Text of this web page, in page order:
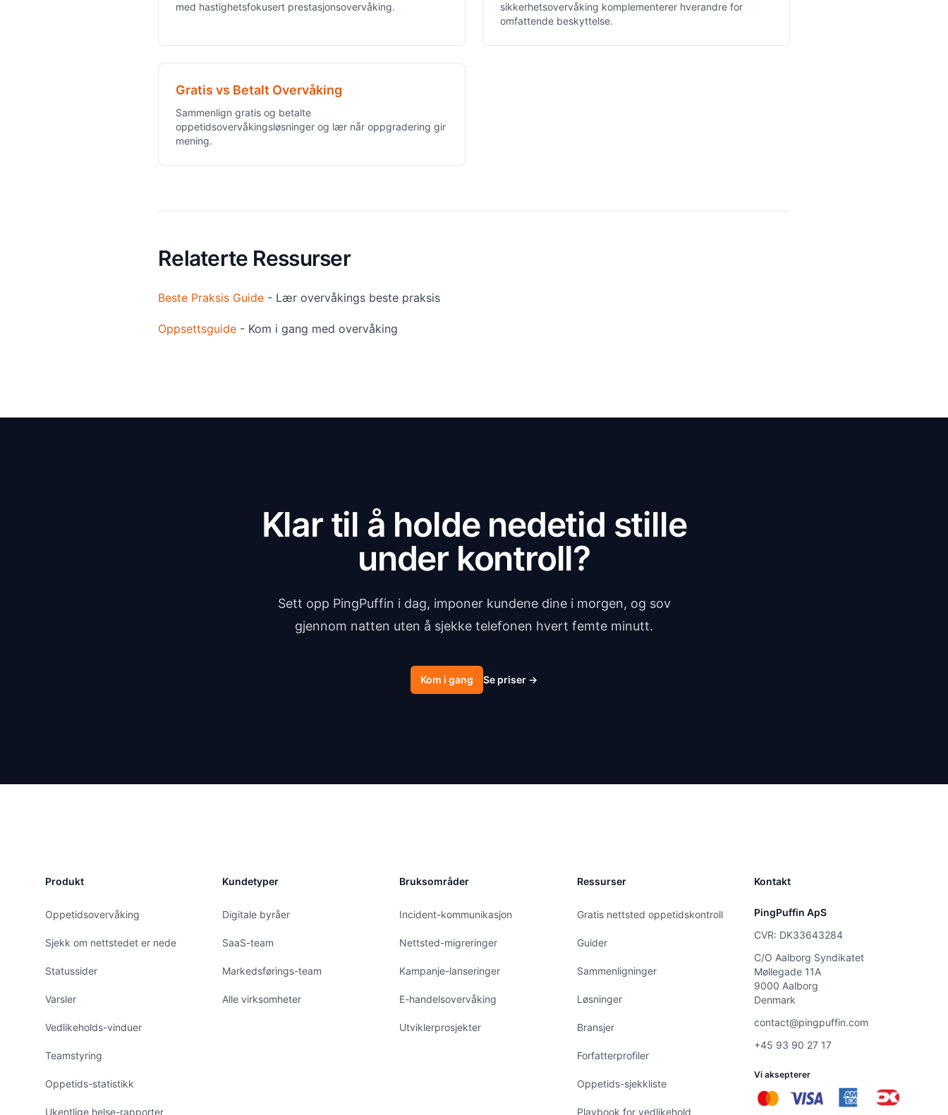
med hastighetsfokusert prestasjonsovervåking.
sikkerhetsovervåking komplementerer hverandre for
omfattende beskyttelse.
Gratis vs Betalt Overvåking
Sammenlign gratis og betalte
oppetidsovervåkingsløsninger og lær når oppgradering gir
mening.
Relaterte Ressurser
Beste Praksis Guide - Lær overvåkings beste praksis
Oppsettsguide - Kom i gang med overvåking
Klar til å holde nedetid stille
under kontroll?
Sett opp PingPuffin i dag, imponer kundene dine i morgen, og sov
gjennom natten uten å sjekke telefonen hvert femte minutt.
Kom i gang Se priser →
Produkt
Oppetidsovervåking
Sjekk om nettstedet er nede
Statussider
Varsler
Vedlikeholds-vinduer
Teamstyring
Oppetids-statistikk
Ukentlige helse-rapporter
Kundetyper
Digitale byråer
SaaS-team
Markedsførings-team
Alle virksomheter
Bruksområder
Incident-kommunikasjon
Nettsted-migreringer
Kampanje-lanseringer
E-handelsovervåking
Utviklerprosjekter
Ressurser
Gratis nettsted oppetidskontroll
Guider
Sammenligninger
Løsninger
Bransjer
Forfatterprofiler
Oppetids-sjekkliste
Playbook for vedlikehold
Kontakt
PingPuffin ApS
CVR: DK33643284
C/O Aalborg Syndikatet
Møllegade 11A
9000 Aalborg
Denmark
contact@pingpuffin.com
+45 93 90 27 17
Vi aksepterer